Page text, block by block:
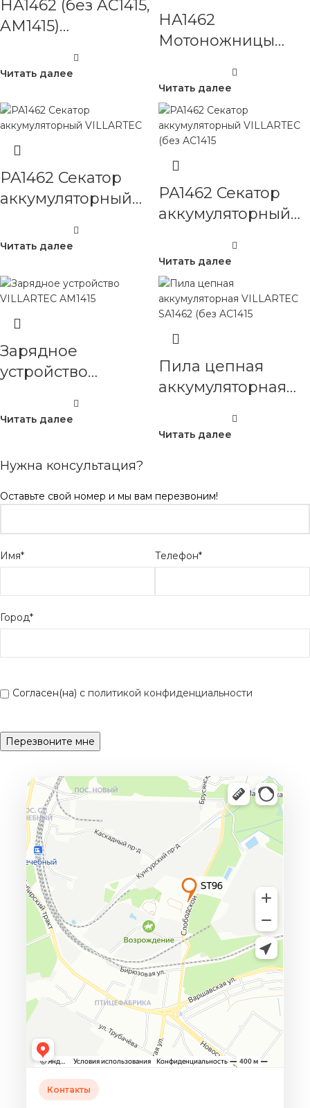
HA1462 (без AC1415,
AM1415)
аккумуляторные
Читать далее
HA1462
Мотоножницы
VILLARTEC
Читать далее
PA1462 Секатор
аккумуляторный
Читать далее
PA1462 Секатор
аккумуляторный
AC1415, AM1415)
Читать далее
Зарядное
устройство
Читать далее
Пила цепная
аккумуляторная
(без AC1415,
Читать далее
Нужна консультация?
Оставьте свой номер и мы вам перезвоним!
Имя* Телефон*
Город*
Согласен(на) с политикой конфиденциальности
Контакты